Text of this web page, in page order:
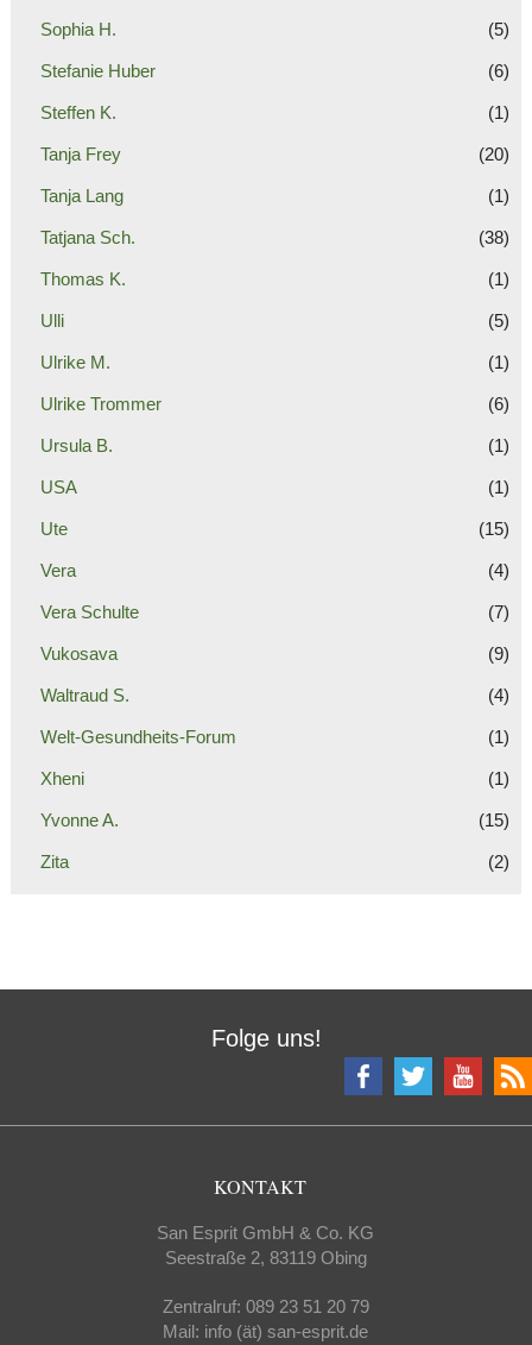
Sophia H. (5)
Stefanie Huber (6)
Steffen K. (1)
Tanja Frey (20)
Tanja Lang (1)
Tatjana Sch. (38)
Thomas K. (1)
Ulli (5)
Ulrike M. (1)
Ulrike Trommer (6)
Ursula B. (1)
USA (1)
Ute (15)
Vera (4)
Vera Schulte (7)
Vukosava (9)
Waltraud S. (4)
Welt-Gesundheits-Forum (1)
Xheni (1)
Yvonne A. (15)
Zita (2)
Folge uns!
KONTAKT
San Esprit GmbH & Co. KG
Seestraße 2, 83119 Obing
Zentralruf: 089 23 51 20 79
Mail: info (ät) san-esprit.de